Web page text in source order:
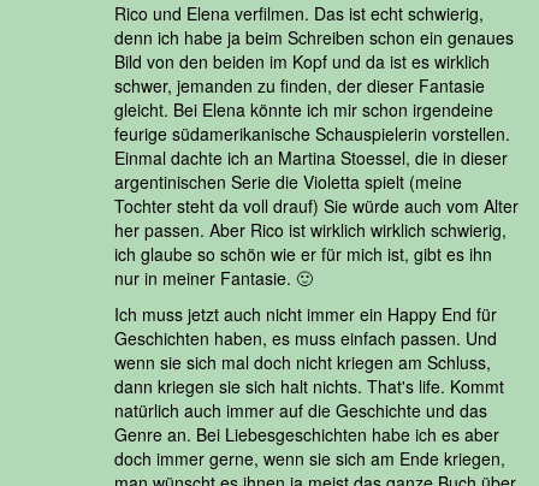
Rico und Elena verfilmen. Das ist echt schwierig,
denn ich habe ja beim Schreiben schon ein genaues
Bild von den beiden im Kopf und da ist es wirklich
schwer, jemanden zu finden, der dieser Fantasie
gleicht. Bei Elena könnte ich mir schon irgendeine
feurige südamerikanische Schauspielerin vorstellen.
Einmal dachte ich an Martina Stoessel, die in dieser
argentinischen Serie die Violetta spielt (meine
Tochter steht da voll drauf) Sie würde auch vom Alter
her passen. Aber Rico ist wirklich wirklich schwierig,
ich glaube so schön wie er für mich ist, gibt es ihn
nur in meiner Fantasie. 🙂
Ich muss jetzt auch nicht immer ein Happy End für
Geschichten haben, es muss einfach passen. Und
wenn sie sich mal doch nicht kriegen am Schluss,
dann kriegen sie sich halt nichts. That's life. Kommt
natürlich auch immer auf die Geschichte und das
Genre an. Bei Liebesgeschichten habe ich es aber
doch immer gerne, wenn sie sich am Ende kriegen,